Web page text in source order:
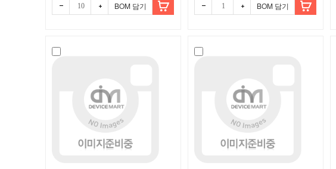
빼기 더하 빼기 더하
BOM 담기 BOM 담기